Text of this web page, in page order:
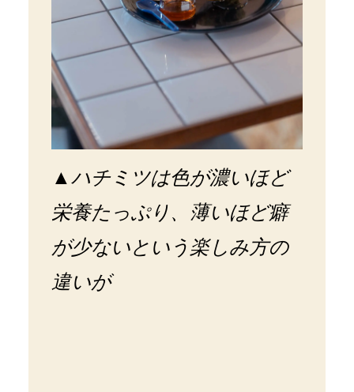
▲ ハチミツは色が濃いほど
栄養たっぷり、薄いほど癖
が少ないという楽しみ方の
違いが